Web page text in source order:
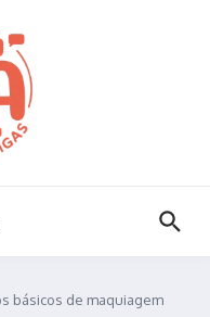
básicos de maquiagem